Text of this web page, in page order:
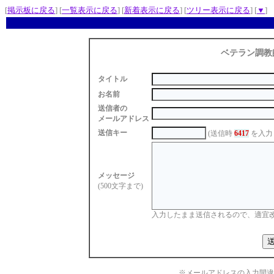
[掲示板に戻る] [一覧表示に戻る] [新着表示に戻る] [ツリー表示に戻る] [▼ ]
ベテラン調
タイトル
お名前
送信者の
メールアドレス
送信キー
(送信時 6417を入力
メッセージ
(500文字まで)
入力したまま送信されるので、適宜